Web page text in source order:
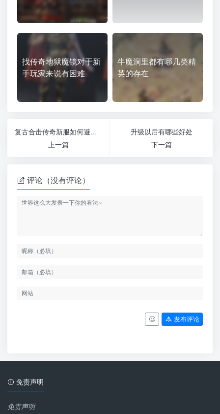
找传奇地狱魔镜对于新
手玩家来说有困难
牛魔洞里都有哪几类精
英的存在
复古合击传奇新服如何避免纠纷
上一篇
升级以后有哪些好处
下一篇
评论（没有评论）
发布评论
免责声明
免责声明